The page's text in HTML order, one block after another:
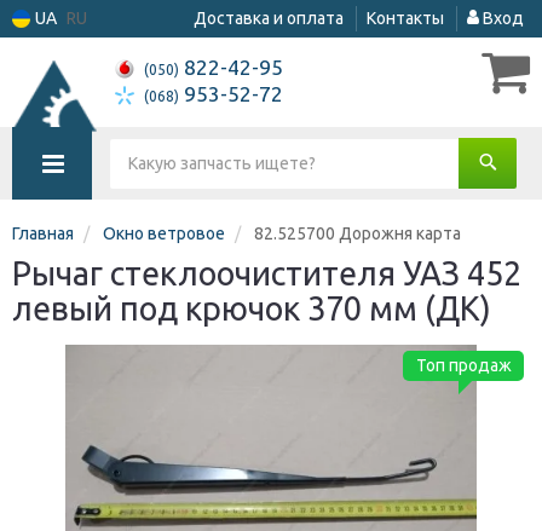
UA RU Доставка и оплата Контакты Вход
(050) 822-42-95
(068) 953-52-72
Главная Окно ветровое 82.525700 Дорожня карта
Рычаг стеклоочистителя УАЗ 452
левый под крючок 370 мм (ДК)
Топ продаж